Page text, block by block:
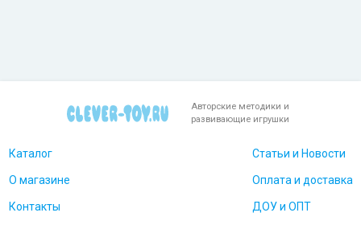
Авторские методики и
развивающие игрушки
Каталог
О магазине
Контакты
Статьи и Новости
Оплата и доставка
ДОУ и ОПТ